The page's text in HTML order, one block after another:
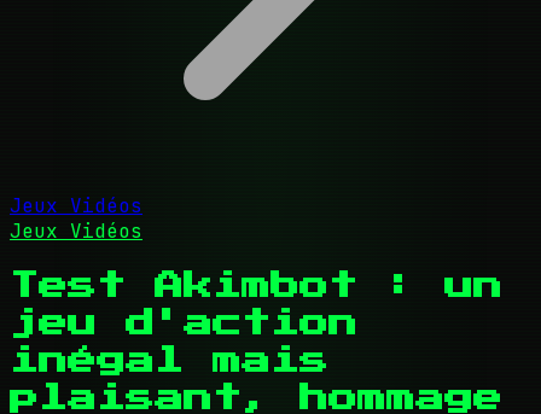
Jeux Vidéos
Jeux Vidéos
Test Akimbot : un
jeu d'action
inégal mais
plaisant, hommage